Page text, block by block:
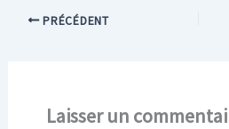
PRÉCÉDENT
Laisser un